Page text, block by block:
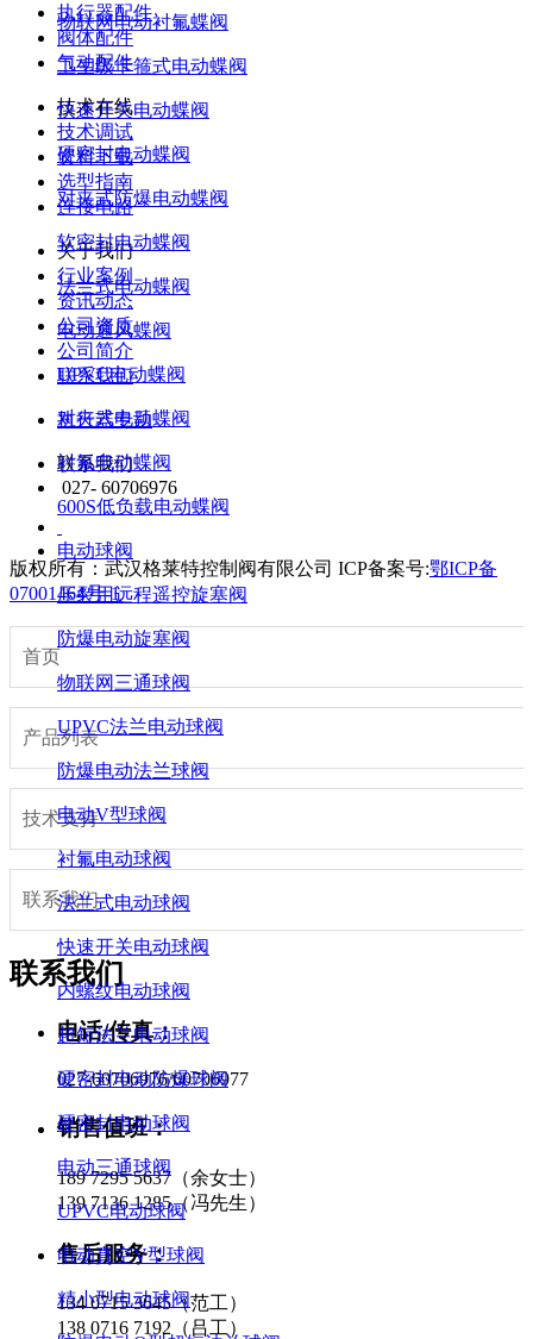
物联网电动衬氟蝶阀
卫生级卡箍式电动蝶阀
快速开关电动蝶阀
硬密封电动蝶阀
对夹式防爆电动蝶阀
软密封电动蝶阀
法兰式电动蝶阀
电动通风蝶阀
UPVC电动蝶阀
对夹式电动蝶阀
衬氟电动蝶阀
600S低负载电动蝶阀
电动球阀
压裂用远程遥控旋塞阀
防爆电动旋塞阀
物联网三通球阀
UPVC法兰电动球阀
防爆电动法兰球阀
电动V型球阀
衬氟电动球阀
法兰式电动球阀
快速开关电动球阀
内螺纹电动球阀
超短法兰电动球阀
硬密封电动防爆球阀
硬密封电动球阀
电动三通球阀
UPVC电动球阀
电动真空V型球阀
精小型电动球阀
执行器配件
阀体配件
气动配件
技术在线
技术调试
资料下载
选型指南
连接电路
关于我们
行业案例
资讯动态
公司资质
公司简介
联系我们
执行器专题
联系我们
027- 60706976
版权所有：武汉格莱特控制阀有限公司 ICP备案号:鄂ICP备
07001464号-1
首页
产品列表
技术支持
联系我们
联系我们
电话/传真：
027-60706976/60706977
销售值班：
189 7295 5637（余女士）
139 7136 1285（冯先生）
售后服务：
134 0715 3645（范工）
138 0716 7192（吕工）